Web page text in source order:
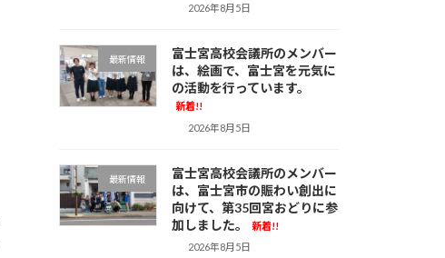
2026年8月5日
最新情報
富士宮高校会議所のメンバー
は、絵画で、富士宮を元気に
の活動を行っています。
新着!!
2026年8月5日
最新情報
富士宮高校会議所のメンバー
は、富士宮市の賑わい創出に
向けて、第35回宮おどりに参
加しました。
新着!!
2026年8月5日